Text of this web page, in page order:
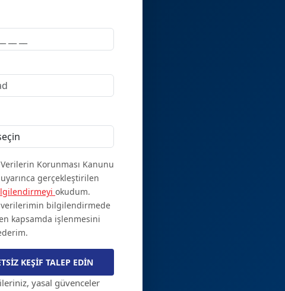
Korunması Kanunu
uyarınca gerçekleştirilen
okudum.
verilerimin bilgilendirmede
kapsamda işlenmesini
yasal güvenceler